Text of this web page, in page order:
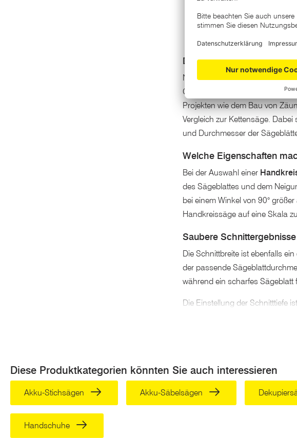
Die praktische Akku-
Neben der Baustelle erfordert
Grundausstattung. Neben der
Projekten wie dem Bau von
Vergleich zur Kettensäge.
und Durchmesser der
Welche Eigenschaften
Bei der Auswahl einer
des Sägeblattes und dem
bei einem Winkel von 90°
Handkreissäge auf eine Skala
Saubere
Die Schnittbreite ist ebenfalls
der passende
während ein scharfes Sägeblatt
Die Einstellung der Schnitttiefe
können eine präzise
das Schneiden von Metall ist
Wechsel der Sägeblätter.
Akku-Handkreissäge oder
Diese Produktkategorien könnten Sie auch interessieren
Akku-Stichsägen Akku-Säbelsägen
Handschuhe